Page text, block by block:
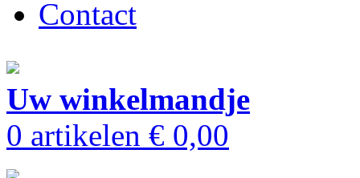
Contact
Uw winkelmandje
0 artikelen € 0,00